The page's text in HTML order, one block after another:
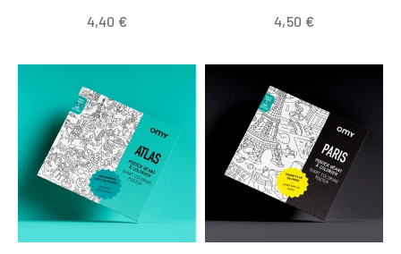
Prix de vente
4,40 €
Prix de vente
4,50 €